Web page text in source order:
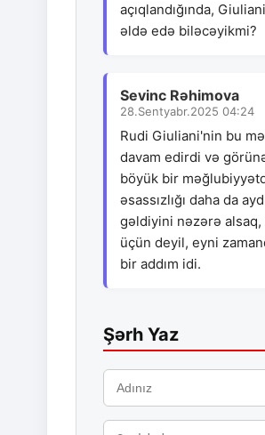
açıqlandığında,
əldə edə biləcəyikmi?
Sevinc Rəhimova
28.Sentyabr.2025 04:24
Rudi Giuliani'nin bu
davam edirdi və
böyük bir
əsassızlığı daha da
gəldiyini nəzərə alsaq,
üçün deyil, eyni
bir addım idi.
Şərh Yaz